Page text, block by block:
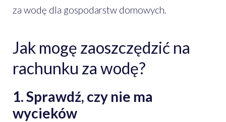
za wodę dla gospodarstw domowych.
Jak mogę zaoszczędzić na
rachunku za wodę?
1. Sprawdź, czy nie ma
wycieków